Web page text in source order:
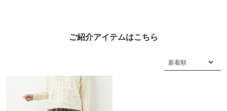
ご紹介アイテムはこちら